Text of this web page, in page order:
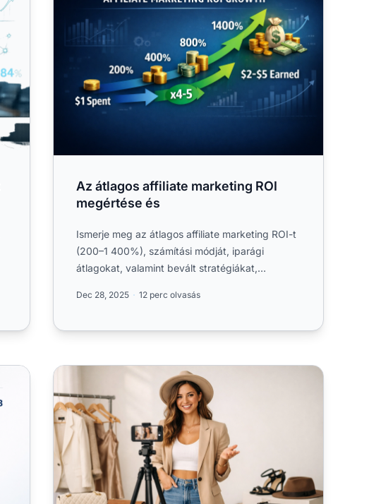
Az átlagos affiliate marketing ROI
megértése és
Ismerje meg az átlagos affiliate marketing ROI-t
(200–1 400%), számítási módját, iparági
átlagokat, valamint bevált stratégiákat,
Dec 28, 2025 12 perc olvasás
A legnépszerűbb affiliate marketing iparágak 2026-ben